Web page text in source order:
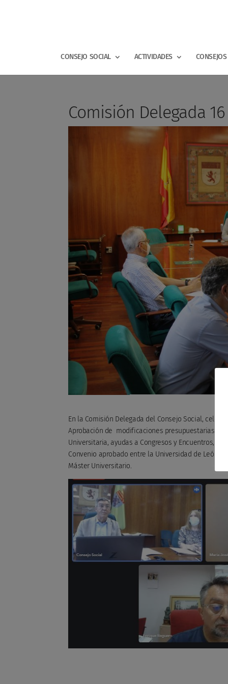
CONSEJO SOCIAL ACTIVIDADES
Comisión Delegada
En la Comisión Delegada del Consejo Social,
Aprobación de modificaciones presupuestarias del
Universitaria, ayudas a Congresos y Encuentros,
Convenio aprobado entre la Universidad de León
Máster Universitario.